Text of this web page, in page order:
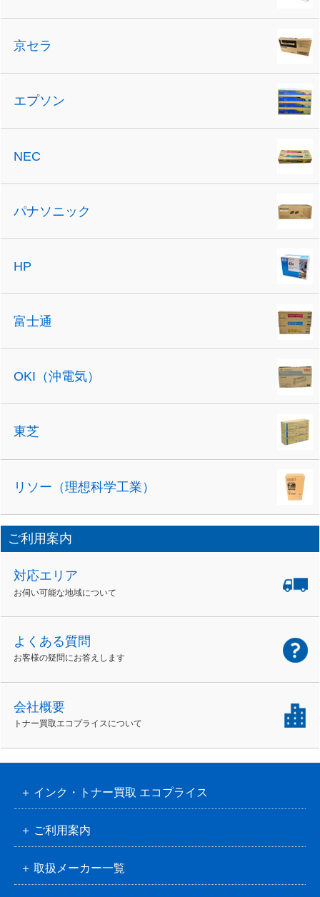
京セラ
エプソン
NEC
パナソニック
HP
富士通
OKI（沖電気）
東芝
リソー（理想科学工業）
ご利用案内
対応エリア
お伺い可能な地域について
よくある質問
お客様の疑問にお答えします
会社概要
トナー買取エコプライスについて
インク・トナー買取 エコプライス
ご利用案内
取扱メーカー一覧